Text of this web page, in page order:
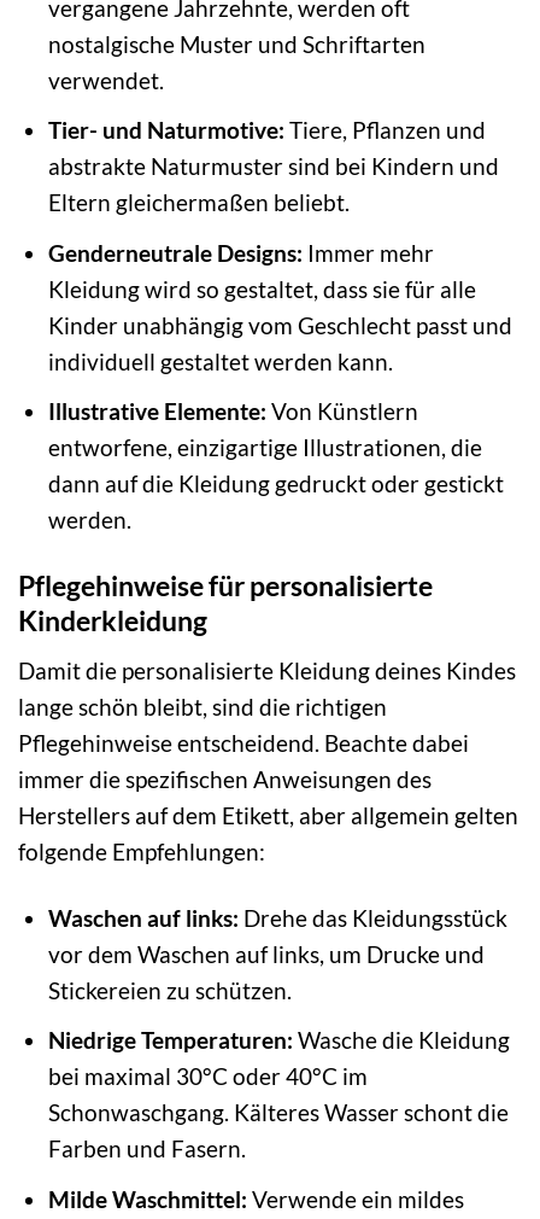
vergangene Jahrzehnte, werden oft
nostalgische Muster und Schriftarten
verwendet.
Tier- und Naturmotive: Tiere, Pflanzen und
abstrakte Naturmuster sind bei Kindern und
Eltern gleichermaßen beliebt.
Genderneutrale Designs: Immer mehr
Kleidung wird so gestaltet, dass sie für alle
Kinder unabhängig vom Geschlecht passt und
individuell gestaltet werden kann.
Illustrative Elemente: Von Künstlern
entworfene, einzigartige Illustrationen, die
dann auf die Kleidung gedruckt oder gestickt
werden.
Pflegehinweise für personalisierte
Kinderkleidung
Damit die personalisierte Kleidung deines Kindes
lange schön bleibt, sind die richtigen
Pflegehinweise entscheidend. Beachte dabei
immer die spezifischen Anweisungen des
Herstellers auf dem Etikett, aber allgemein gelten
folgende Empfehlungen:
Waschen auf links: Drehe das Kleidungsstück
vor dem Waschen auf links, um Drucke und
Stickereien zu schützen.
Niedrige Temperaturen: Wasche die Kleidung
bei maximal 30°C oder 40°C im
Schonwaschgang. Kälteres Wasser schont die
Farben und Fasern.
Milde Waschmittel: Verwende ein mildes